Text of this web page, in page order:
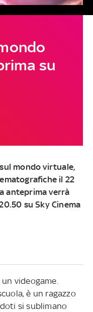
su
mondo virtuale,
il 22
anteprima verrà
su Sky Cinema
videogame.
è un ragazzo
si sublimano